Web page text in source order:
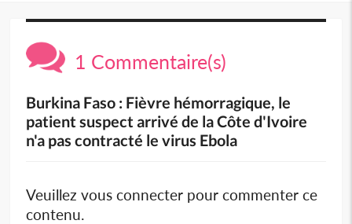
1 Commentaire(s)
Burkina Faso : Fièvre hémorragique, le
patient suspect arrivé de la Côte d'Ivoire
n'a pas contracté le virus Ebola
Veuillez vous connecter pour commenter ce
contenu.